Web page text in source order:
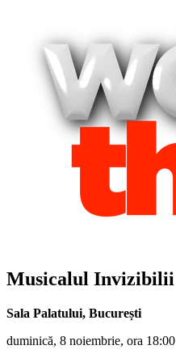
Musicalul Invizibilii
Sala Palatului, București
duminică, 8 noiembrie, ora 18:00